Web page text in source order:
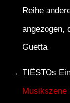
Reihe
angezogen,
Guetta.
TIËSTOs
Musikszene